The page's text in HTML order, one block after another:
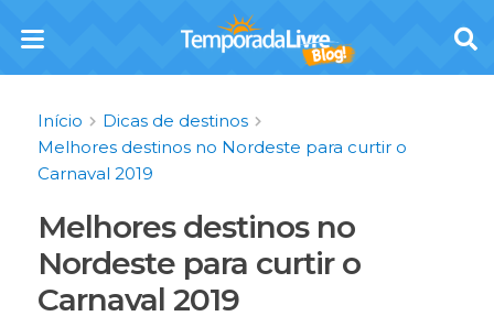
Início
Dicas de destinos
Melhores destinos no Nordeste para curtir o
Carnaval 2019
Melhores destinos no
Nordeste para curtir o
Carnaval 2019